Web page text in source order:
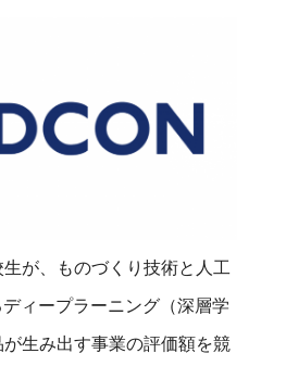
が、ものづくり技術と 人工
ィープラーニング（深層学
生み出す事業の評価額を競